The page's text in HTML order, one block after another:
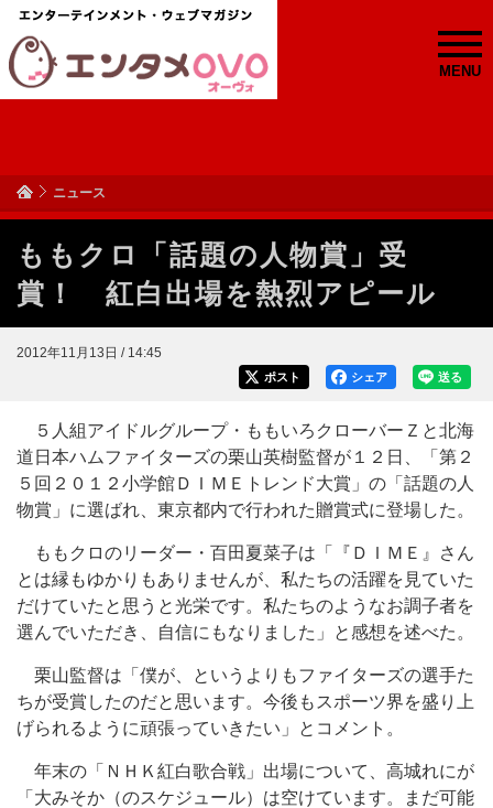
MENU
ニュース
ももクロ「話題の人物賞」受
賞！ 紅白出場を熱烈アピール
2012年11月13日 / 14:45
送る
シェア
ポスト
５人組アイドルグループ・ももいろクローバーＺと北海
道日本ハムファイターズの栗山英樹監督が１２日、「第２
５回２０１２小学館ＤＩＭＥトレンド大賞」の「話題の人
物賞」に選ばれ、東京都内で行われた贈賞式に登場した。
ももクロのリーダー・百田夏菜子は「『ＤＩＭＥ』さん
とは縁もゆかりもありませんが、私たちの活躍を見ていた
だけていたと思うと光栄です。私たちのようなお調子者を
選んでいただき、自信にもなりました」と感想を述べた。
栗山監督は「僕が、というよりもファイターズの選手た
ちが受賞したのだと思います。今後もスポーツ界を盛り上
げられるように頑張っていきたい」とコメント。
年末の「ＮＨＫ紅白歌合戦」出場について、高城れにが
「大みそか（のスケジュール）は空けています。まだ可能